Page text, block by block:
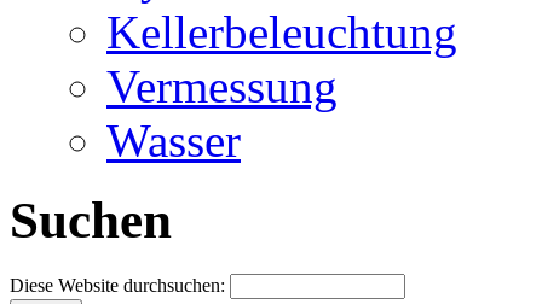
Kellerbeleuchtung
Vermessung
Wasser
Suchen
Diese Website durchsuchen: